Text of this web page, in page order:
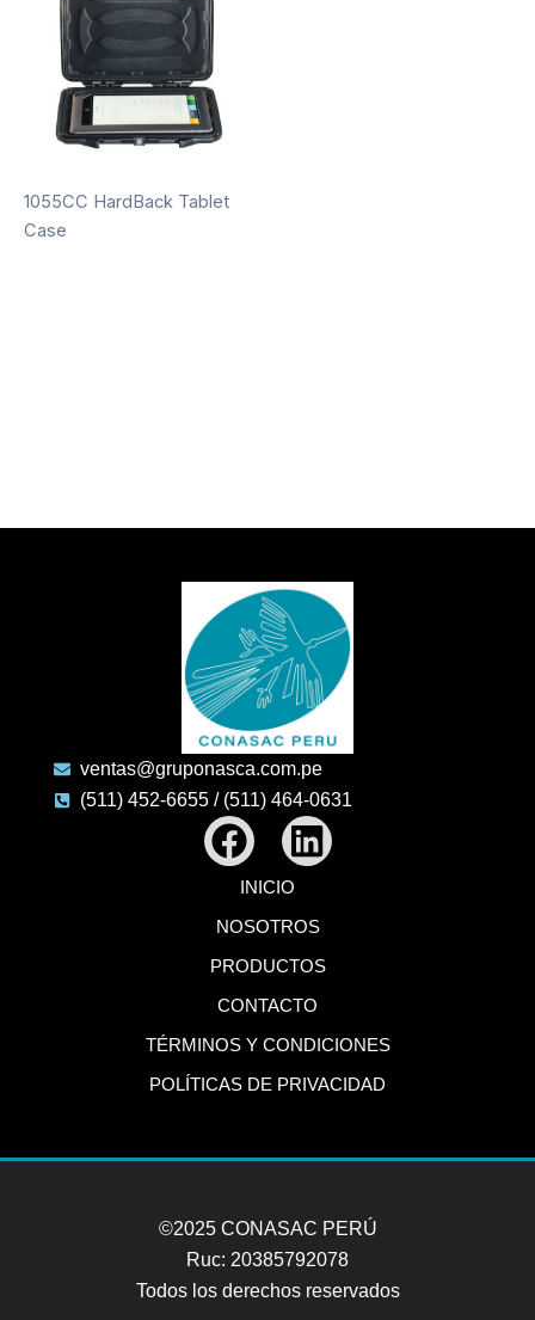
1055CC HardBack Tablet
Case
ventas@gruponasca.com.pe
(511) 452-6655 / (511) 464-0631
Facebook
Linkedin
INICIO
NOSOTROS
PRODUCTOS
CONTACTO
TÉRMINOS Y CONDICIONES
POLÍTICAS DE PRIVACIDAD
©2025 CONASAC PERÚ
Ruc: 20385792078
Todos los derechos reservados